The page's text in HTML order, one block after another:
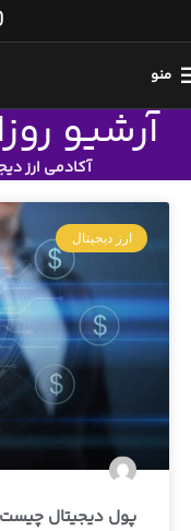
منو
آرشیو
آکادمی ارز
ارز دیجیتال
پول دیجیتال